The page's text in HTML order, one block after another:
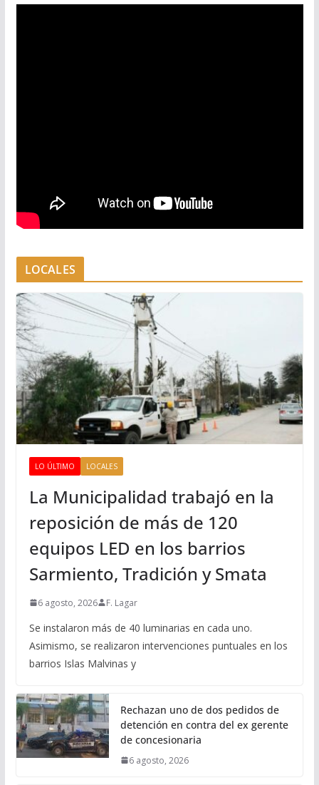
LOCALES
LO ÚLTIMO LOCALES
La Municipalidad trabajó en la
reposición de más de 120
equipos LED en los barrios
Sarmiento, Tradición y Smata
6 agosto, 2026 F. Lagar
Se instalaron más de 40 luminarias en cada uno.
Asimismo, se realizaron intervenciones puntuales en los
barrios Islas Malvinas y
Rechazan uno de dos pedidos de
detención en contra del ex gerente
de concesionaria
6 agosto, 2026